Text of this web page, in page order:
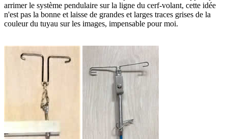
arrimer le système pendulaire sur la ligne du cerf-volant, cette idée
n'est pas la bonne et laisse de grandes et larges traces grises de la
couleur du tuyau sur les images, impensable pour moi.